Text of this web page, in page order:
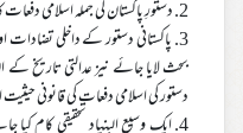
2. دستورِ پاکستان کی جملہ اسلامی دفعات کا انتخاب اور ان کی مؤثر حیثیت کا جائزہ لیا جائے۔
بحث لایا جائے نیز عدالتی تاریخ
دستور کی اسلامی دفعات کی قانونی